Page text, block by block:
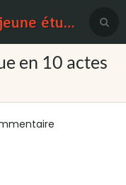
Journal de bord d'un jeune étudiant en médecine
en 10 actes